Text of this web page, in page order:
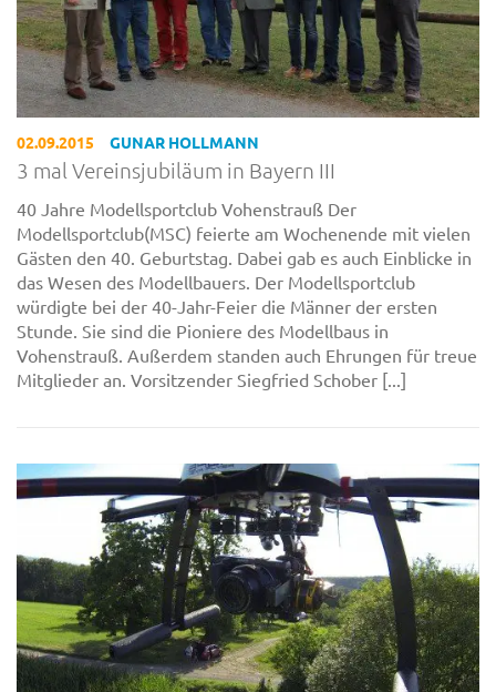
02.09.2015 GUNAR HOLLMANN
3 mal Vereinsjubiläum in Bayern III
40 Jahre Modellsportclub Vohenstrauß Der
Modellsportclub(MSC) feierte am Wochenende mit vielen
Gästen den 40. Geburtstag. Dabei gab es auch Einblicke in
das Wesen des Modellbauers. Der Modellsportclub
würdigte bei der 40-Jahr-Feier die Männer der ersten
Stunde. Sie sind die Pioniere des Modellbaus in
Vohenstrauß. Außerdem standen auch Ehrungen für treue
Mitglieder an. Vorsitzender Siegfried Schober [...]